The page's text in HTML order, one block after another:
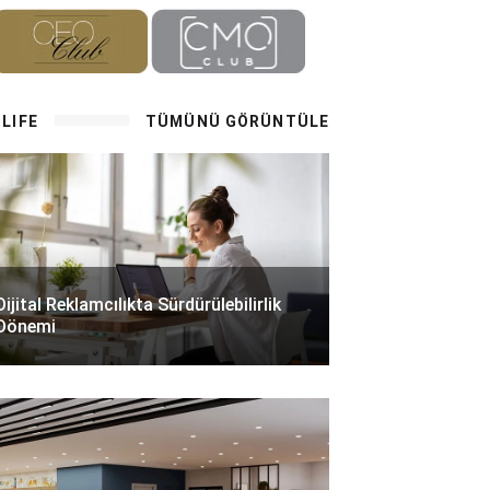
TÜMÜNÜ GÖRÜNTÜLE
Reklamcılıkta Sürdürülebilirlik